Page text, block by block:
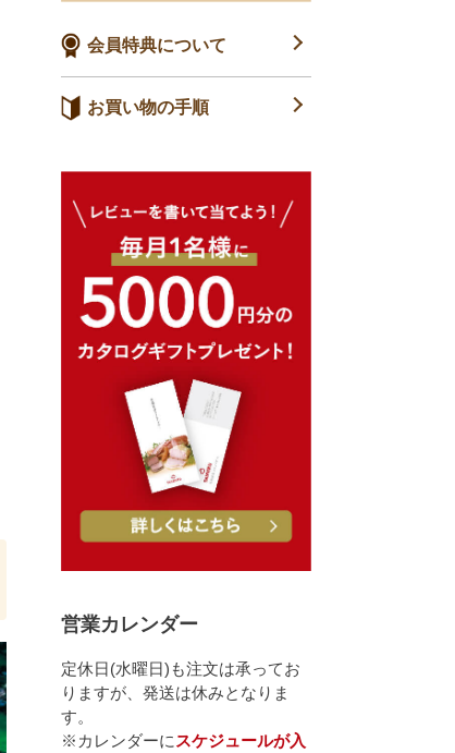
会員特典について
お買い物の手順
営業カレンダー
定休日(水曜日)も注文は承ってお
りますが、発送は休みとなりま
す。
※カレンダーに スケジュールが入